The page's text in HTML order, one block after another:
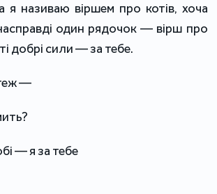
я називаю віршем про котів, хоча
один рядочок — вірш про
добрі сили — за тебе.
—
— я за тебе